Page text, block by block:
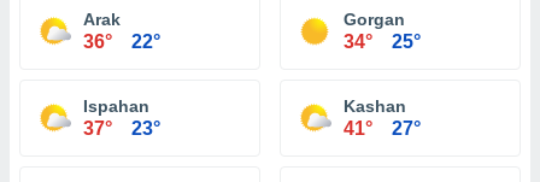
Arak
36° 22°
Gorgan
34° 25°
Ispahan
37° 23°
Kashan
41° 27°